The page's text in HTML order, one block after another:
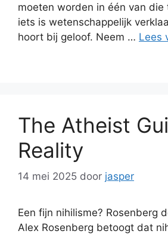
moeten worden in één van
iets is wetenschappelijk
hoort bij geloof. Neem … Lees
The Atheist
Reality
14 mei 2025 door jasper
Een fijn nihilisme? Rosenberg
Alex Rosenberg betoogt dat